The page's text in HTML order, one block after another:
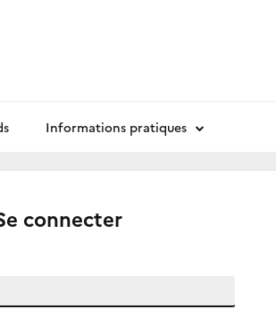
Informations pratiques
connecter